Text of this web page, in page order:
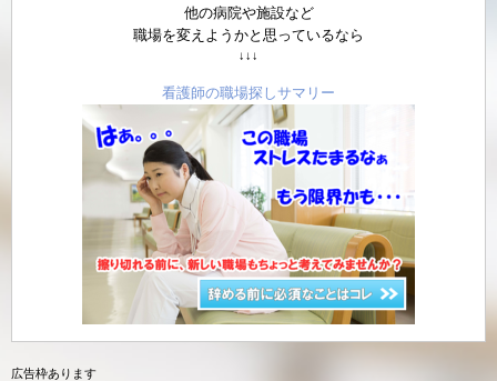
他の病院や施設など
職場を変えようかと思っているなら
↓↓↓
看護師の職場探しサマリー
広告枠あります